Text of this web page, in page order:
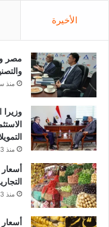
الأخيرة
مصر
منذ
وزيرا
منذ 3 ساعات
منذ 3 ساعات